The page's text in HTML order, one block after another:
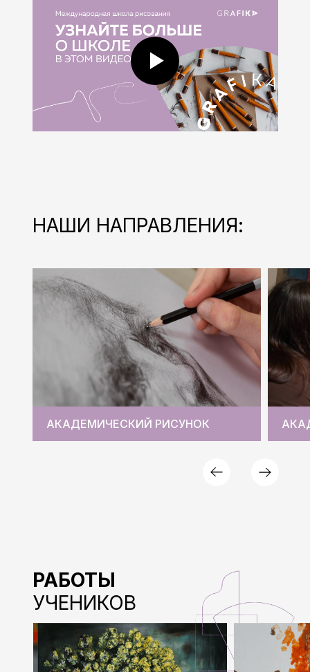
НАШИ НАПРАВЛЕНИЯ:
АКАДЕМИЧЕСКИЙ РИСУНОК
РАБОТЫ
УЧЕНИКОВ